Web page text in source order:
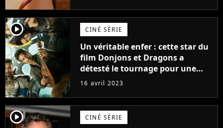
player2 CINÉ SÉRIE
Un véritable enfer : cette star du
film Donjons et Dragons a
détesté le tournage pour une
raison très spéciale
16 avril 2023
player2 CINÉ SÉRIE